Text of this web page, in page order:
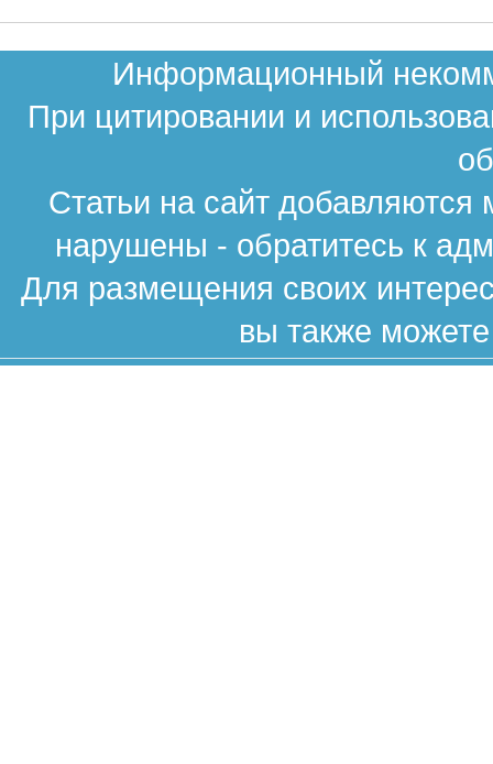
Информационный
При цитировании и
Статьи на сайт
нарушены - обратитесь к
Для размещения своих
вы также